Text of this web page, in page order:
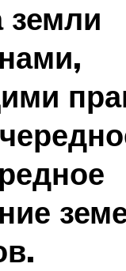
земли